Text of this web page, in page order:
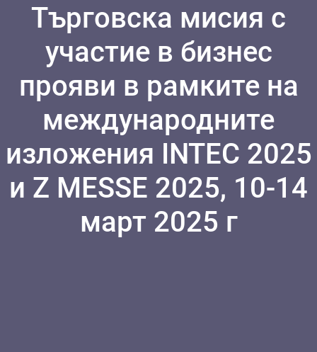
Търговска мисия с
участие в бизнес
прояви в рамките на
международните
изложения INTEC 2025
и Z MESSE 2025, 10-14
март 2025 г